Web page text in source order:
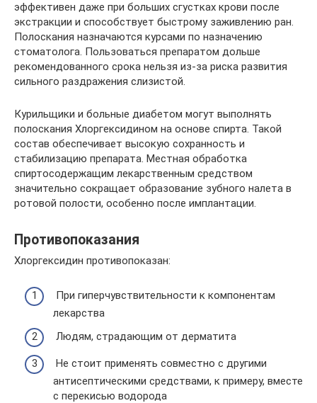
эффективен даже при больших сгустках крови после
экстракции и способствует быстрому заживлению ран.
Полоскания назначаются курсами по назначению
стоматолога. Пользоваться препаратом дольше
рекомендованного срока нельзя из-за риска развития
сильного раздражения слизистой.
Курильщики и больные диабетом могут выполнять
полоскания Хлоргексидином на основе спирта. Такой
состав обеспечивает высокую сохранность и
стабилизацию препарата. Местная обработка
спиртосодержащим лекарственным средством
значительно сокращает образование зубного налета в
ротовой полости, особенно после имплантации.
Противопоказания
Хлоргексидин противопоказан:
При гиперчувствительности к компонентам
лекарства
Людям, страдающим от дерматита
Не стоит применять совместно с другими
антисептическими средствами, к примеру, вместе
с перекисью водорода